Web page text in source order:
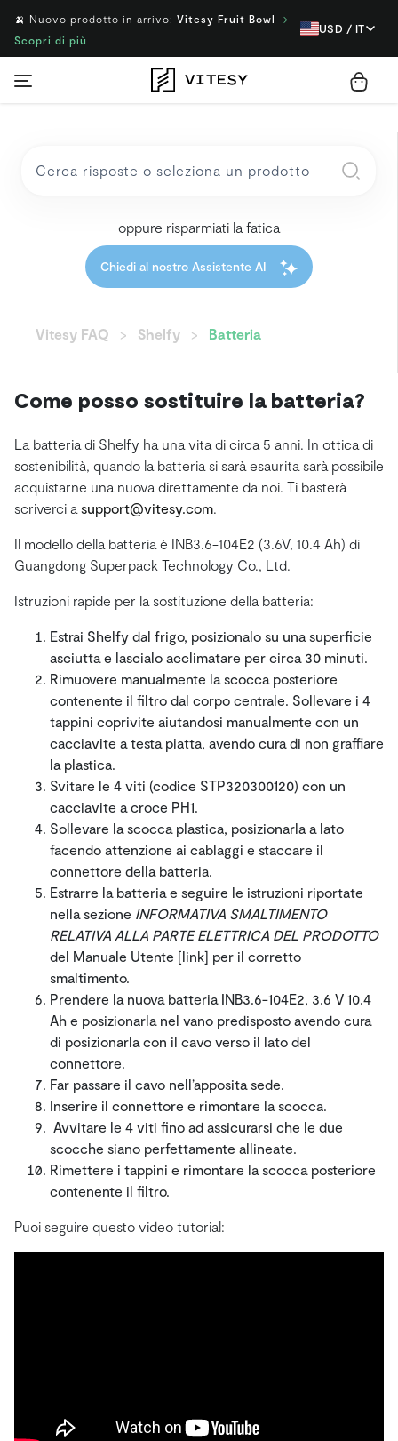
🍌 Nuovo prodotto in arrivo: Vitesy Fruit Bowl →
Scopri di più
USD / IT
oppure risparmiati la fatica
Chiedi al nostro Assistente AI
Vitesy FAQ Shelfy Batteria
Come posso sostituire la batteria?
La batteria di Shelfy ha una vita di circa 5 anni. In ottica di
sostenibilità, quando la batteria si sarà esaurita sarà possibile
acquistarne una nuova direttamente da noi. Ti basterà
scriverci a support@vitesy.com.
Il modello della batteria è INB3.6-104E2 (3.6V, 10.4 Ah) di
Guangdong Superpack Technology Co., Ltd.
Istruzioni rapide per la sostituzione della batteria:
Estrai Shelfy dal frigo, posizionalo su una superficie
asciutta e lascialo acclimatare per circa 30 minuti.
Rimuovere manualmente la scocca posteriore
contenente il filtro dal corpo centrale. Sollevare i 4
tappini coprivite aiutandosi manualmente con un
cacciavite a testa piatta, avendo cura di non graffiare
la plastica.
Svitare le 4 viti (codice STP320300120) con un
cacciavite a croce PH1.
Sollevare la scocca plastica, posizionarla a lato
facendo attenzione ai cablaggi e staccare il
connettore della batteria.
Estrarre la batteria e seguire le istruzioni riportate
nella sezione INFORMATIVA SMALTIMENTO
RELATIVA ALLA PARTE ELETTRICA DEL PRODOTTO
del Manuale Utente [link] per il corretto
smaltimento.
Prendere la nuova batteria INB3.6-104E2, 3.6 V 10.4
Ah e posizionarla nel vano predisposto avendo cura
di posizionarla con il cavo verso il lato del
connettore.
Far passare il cavo nell’apposita sede.
Inserire il connettore e rimontare la scocca.
Avvitare le 4 viti fino ad assicurarsi che le due
scocche siano perfettamente allineate.
Rimettere i tappini e rimontare la scocca posteriore
contenente il filtro.
Puoi seguire questo video tutorial: